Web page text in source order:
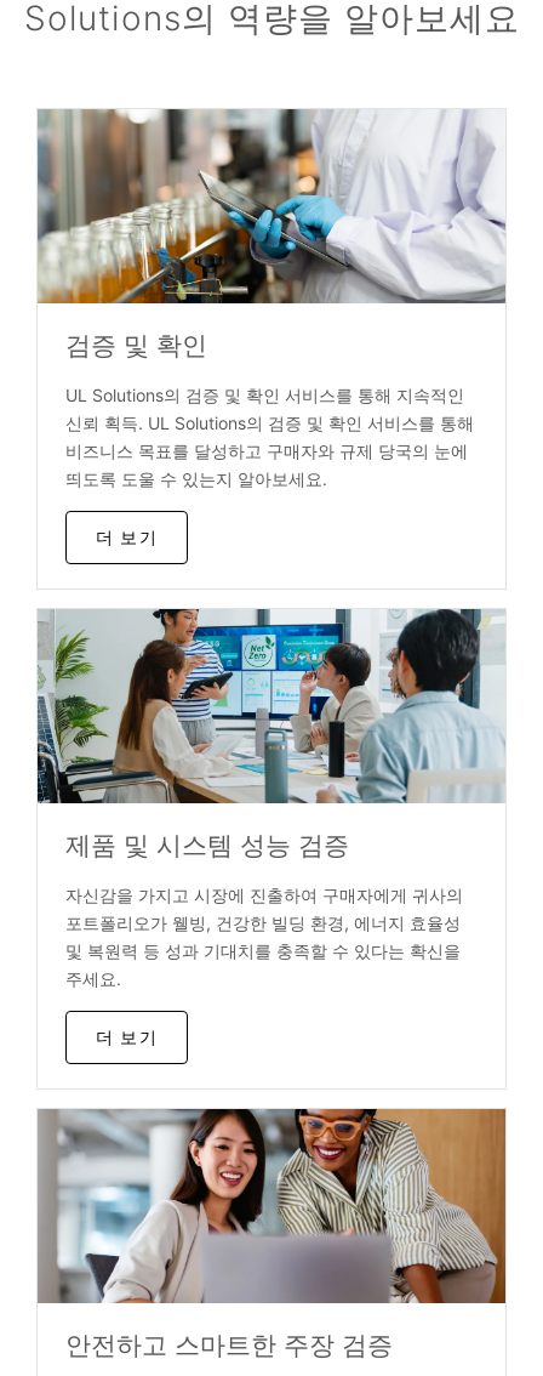
Solutions의 역량을 알아보세요
검증 및 확인
UL Solutions의 검증 및 확인 서비스를 통해 지속적인
신뢰 획득. UL Solutions의 검증 및 확인 서비스를 통해
비즈니스 목표를 달성하고 구매자와 규제 당국의 눈에
띄도록 도울 수 있는지 알아보세요.
더 보기
제품 및 시스템 성능 검증
자신감을 가지고 시장에 진출하여 구매자에게 귀사의
포트폴리오가 웰빙, 건강한 빌딩 환경, 에너지 효율성
및 복원력 등 성과 기대치를 충족할 수 있다는 확신을
주세요.
더 보기
안전하고 스마트한 주장 검증